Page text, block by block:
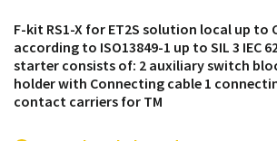
F-kit RS1-X for ET2S solution local up to
according to ISO13849-1 up to SIL 3 IEC
starter consists of: 2 auxiliary switch
holder with Connecting cable 1
contact carriers for TM